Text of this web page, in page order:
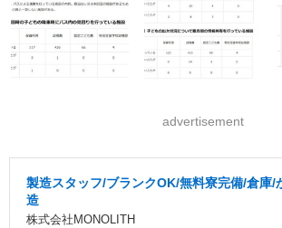
advertisement
製造スタッフ/ブランクOK/無料寮完備/倉庫/
造
株式会社MONOLITH